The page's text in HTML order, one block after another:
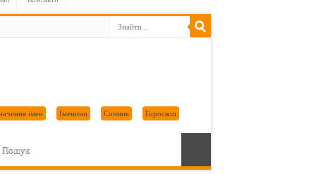
Гороскоп
Сонник
Іменини
імен
Пошук